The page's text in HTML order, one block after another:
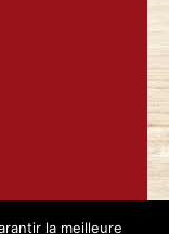
la meilleure